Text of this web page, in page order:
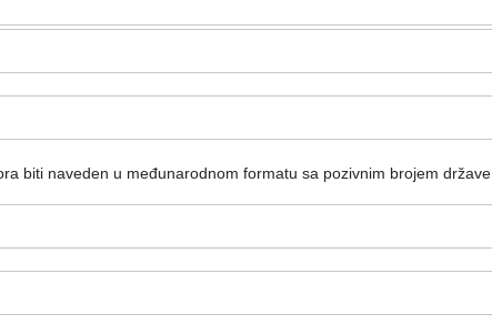
biti naveden u međunarodnom formatu sa pozivnim brojem države.